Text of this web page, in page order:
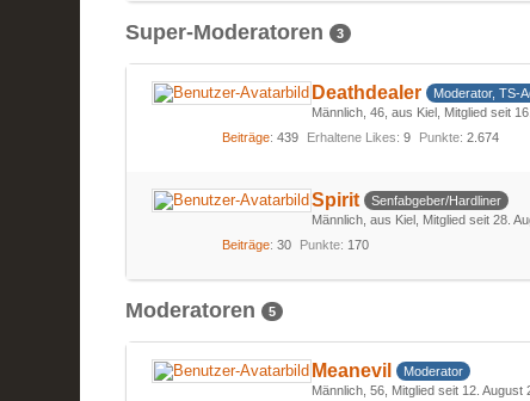
Super-Moderatoren 3
Deathdealer
Moderator, TS-
Männlich 46 aus Kiel Mitglied seit
Beiträge 439 Erhaltene Likes 9 Punkte 2.674
Spirit
Senfabgeber/Hardliner
Männlich aus Kiel Mitglied seit 28.
Beiträge 30 Punkte 170
Moderatoren 5
Meanevil
Moderator
Männlich 56 Mitglied seit 12. August